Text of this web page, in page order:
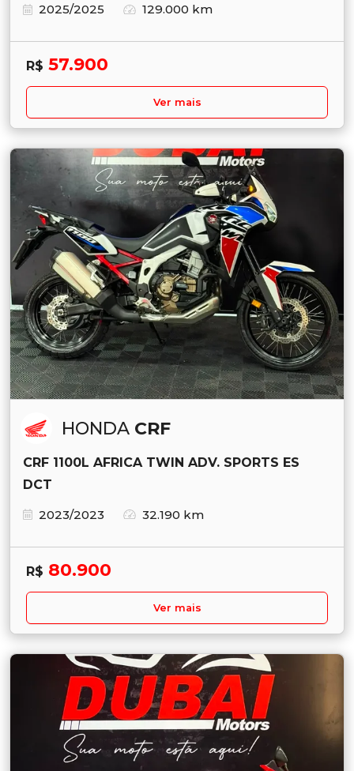
2025/2025
129.000 km
R$ 57.900
Ver mais
HONDA CRF
CRF 1100L AFRICA TWIN ADV. SPORTS ES
DCT
2023/2023
32.190 km
R$ 80.900
Ver mais